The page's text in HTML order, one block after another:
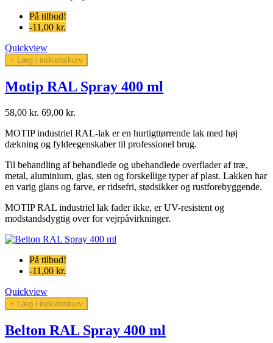
På tilbud!
-11,00 kr.
Quickview
+ Læg i indkøbskurv
Motip RAL Spray 400 ml
58,00 kr. 69,00 kr.
MOTIP industriel RAL-lak er en hurtigttørrende lak med høj
dækning og fyldeegenskaber til professionel brug.
Til behandling af behandlede og ubehandlede overflader af træ,
metal, aluminium, glas, sten og forskellige typer af plast. Lakken har
en varig glans og farve, er ridsefri, stødsikker og rustforebyggende.
MOTIP RAL industriel lak fader ikke, er UV-resistent og
modstandsdygtig over for vejrpåvirkninger.
På tilbud!
-11,00 kr.
Quickview
+ Læg i indkøbskurv
Belton RAL Spray 400 ml